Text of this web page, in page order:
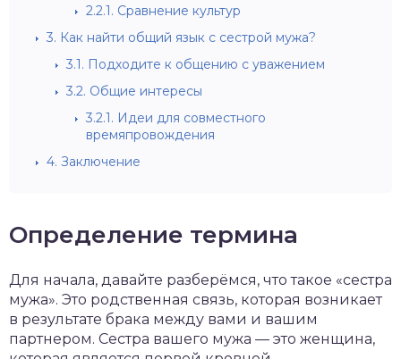
2.2.1. Сравнение культур
3. Как найти общий язык с сестрой мужа?
3.1. Подходите к общению с уважением
3.2. Общие интересы
3.2.1. Идеи для совместного
времяпровождения
4. Заключение
Определение термина
Для начала, давайте разберёмся, что такое «сестра
мужа». Это родственная связь, которая возникает
в результате брака между вами и вашим
партнером. Сестра вашего мужа — это женщина,